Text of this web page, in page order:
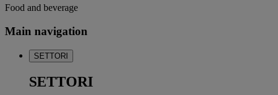
Food and beverage
Main navigation
SETTORI
SETTORI